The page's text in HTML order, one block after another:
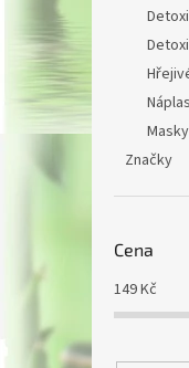
Masky
Značky
Cena
149Kč